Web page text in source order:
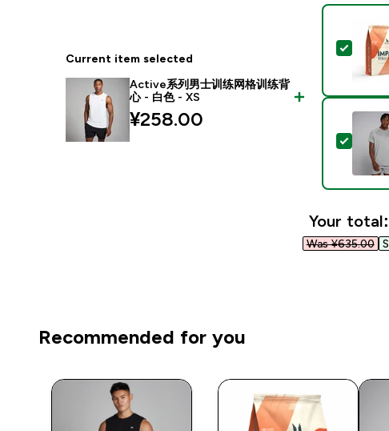
Current item selected
Active系列男士训练网格训练背
心 - 白色 - XS
¥258.00‎
Your total:
Was ¥635.00‎
Recommended for you